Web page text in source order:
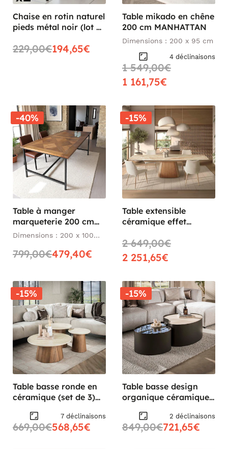
Chaise en rotin naturel
pieds métal noir (lot de
229,00€194,65€
Table mikado en chêne
200 cm MANHATTAN
Dimensions : 200 x 95 cm
4 déclinaisons
1 549,00€
1 161,75€
-40%
Table à manger
marqueterie 200 cm
VARSOVIE
Dimensions : 200 x 100
799,00€479,40€
-15%
Table extensible
céramique effet
cm LOMBARDIE
2 649,00€
2 251,65€
-15%
Table basse ronde en
céramique (set de 3)
7 déclinaisons
669,00€568,65€
-15%
Table basse design
organique céramique
MAHAL
2 déclinaisons
849,00€721,65€